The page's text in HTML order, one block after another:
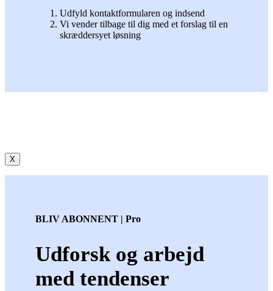
Udfyld kontaktformularen og indsend
Vi vender tilbage til dig med et forslag til en
skræddersyet løsning
X
BLIV ABONNENT | Pro
Udforsk og arbejd
med tendenser